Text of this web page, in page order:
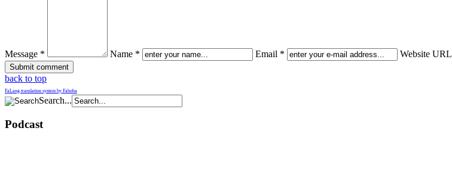
Message * Name * Email * Website URL
back to top
FaLang translation system by Faboba
Search...
Podcast